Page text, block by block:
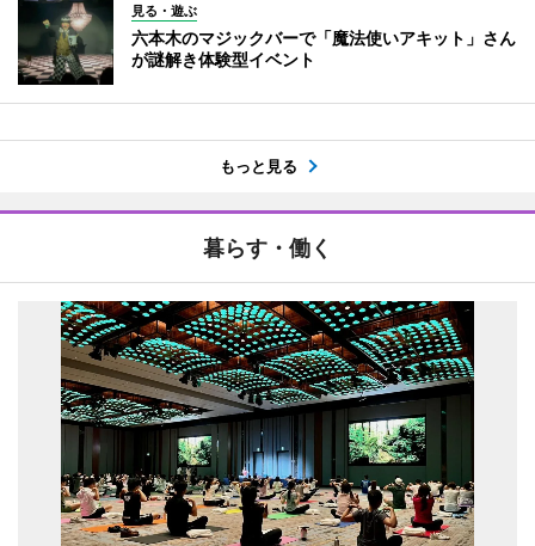
見る・遊ぶ
六本木のマジックバーで「魔法使いアキット」さん
が謎解き体験型イベント
もっと見る
暮らす・働く